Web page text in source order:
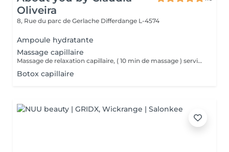
Oliveira
8, Rue du parc de Gerlache Differdange L-4574
Ampoule hydratante
Massage capillaire
Massage de relaxation capillaire, ( 10 min de massage ) service de brushing à rajouter lors un service massage.
Botox capillaire